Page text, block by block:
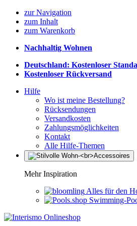
zur Navigation
zum Inhalt
zum Warenkorb
Nachhaltig Wohnen
Deutschland: Kostenloser
Kostenloser Rückversand
Hilfe
Wo ist meine Bestellung?
Rücksendungen
Versandkosten
Zahlungsmöglichkeiten
Kontakt
Alle Hilfe-Themen
Mehr Inspiration
Alles für den
Swimming-